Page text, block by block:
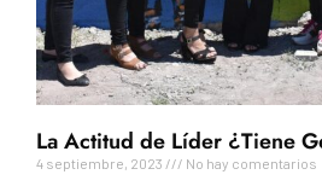
La Actitud de Líder ¿Tiene
4 septiembre, 2023 No hay comentarios